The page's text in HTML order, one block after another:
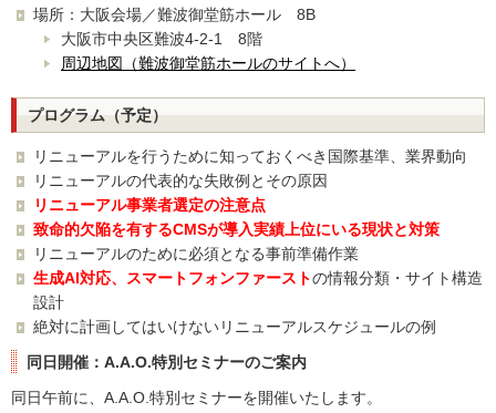
場所：大阪会場／難波御堂筋ホール 8B
大阪市中央区難波4-2-1 8階
周辺地図（難波御堂筋ホールのサイトへ）
プログラム（予定）
リニューアルを行うために知っておくべき国際基準、業界動向
リニューアルの代表的な失敗例とその原因
リニューアル事業者選定の注意点
致命的欠陥を有するCMSが導入実績上位にいる現状と対策
リニューアルのために必須となる事前準備作業
生成AI対応、スマートフォンファーストの情報分類・サイト構造
設計
絶対に計画してはいけないリニューアルスケジュールの例
同日開催：A.A.O.特別セミナーのご案内
同日午前に、A.A.O.特別セミナーを開催いたします。